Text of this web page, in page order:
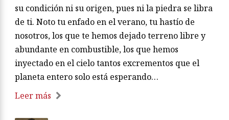
su condición ni su origen, pues ni la piedra se libra
de ti. Noto tu enfado en el verano, tu hastío de
nosotros, los que te hemos dejado terreno libre y
abundante en combustible, los que hemos
inyectado en el cielo tantos excrementos que el
planeta entero solo está esperando…
Leer más